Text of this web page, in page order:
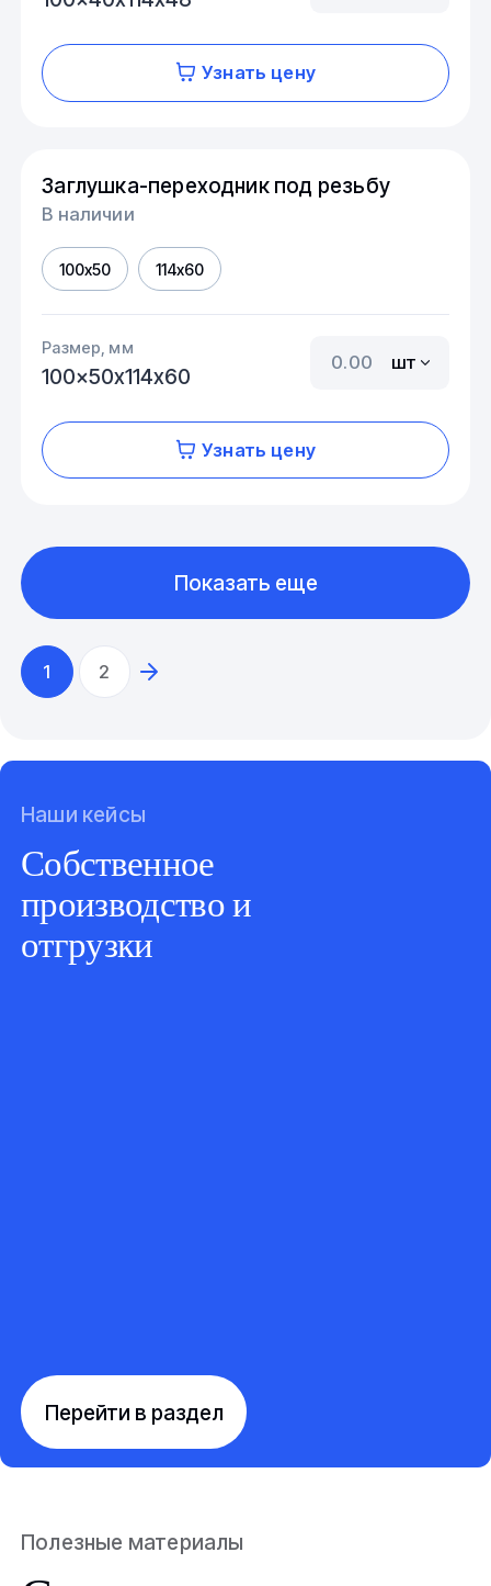
Узнать цену
Заглушка-переходник под резьбу
В наличии
100x50 114x60
Размер, мм
100x50х114x60
шт
Узнать цену
1 2
Показать еще
Наши кейсы
Собственное
производство и
отгрузки
Перейти в раздел
Полезные материалы